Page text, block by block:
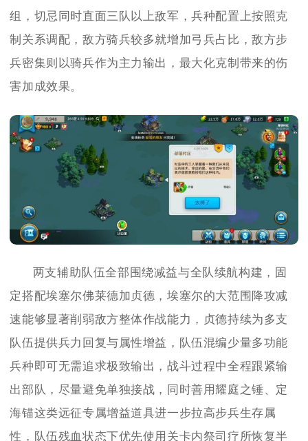
组，切忌同时直面三队以上敌军，兵种配置上按照克
制关系调配，敌方骑兵较多就增加弓兵占比，敌方步
兵密集则以骑兵作为主力输出，最大化克制带来的伤
害加成效果。
两支辅助队伍全部围绕减益与全队续航构建，固
定搭配埃塞尔佛莱德加贞德，埃塞尔的大范围降攻减
速能够显著削弱敌方整体作战能力，贞德持续为多支
队伍提供兵力回复与属性增益，队伍混编少量多功能
兵种即可无需追求极致输出，战斗过程中全程跟紧输
出部队，尽量避免单独接战，同时善用耀庭之锤、定
海锚这类远征专属增益道具进一步拉高步兵生存属
性，队伍残血状态下优先使用关卡内祭司疗所恢复半